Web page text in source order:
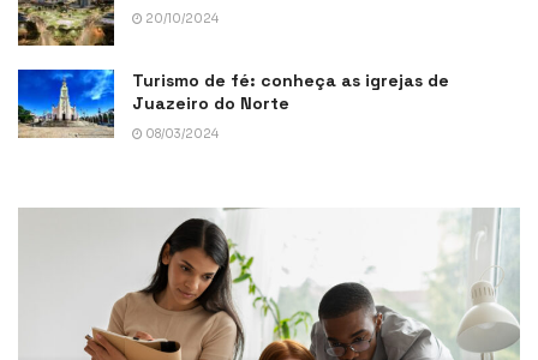
20/10/2024
Turismo de fé: conheça as igrejas de
Juazeiro do Norte
08/03/2024